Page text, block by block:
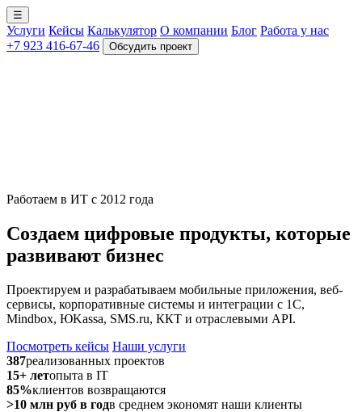
☰
Услуги Кейсы Калькулятор О компании Блог Работа у нас
+7 923 416-67-46
Обсудить проект
Работаем в ИТ с 2012 года
Создаем цифровые продукты, которые
развивают бизнес
Проектируем и разрабатываем мобильные приложения, веб-
сервисы, корпоративные системы и интеграции с 1С,
Mindbox, ЮKassa, SMS.ru, ККТ и отраслевыми API.
Посмотреть кейсы Наши услуги
387реализованных проектов
15+ летопыта в IT
85%клиентов возвращаются
>10 млн руб в годв среднем экономят наши клиенты